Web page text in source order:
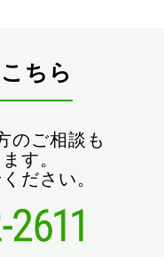
ちら
のご相談も
す。
ださい。